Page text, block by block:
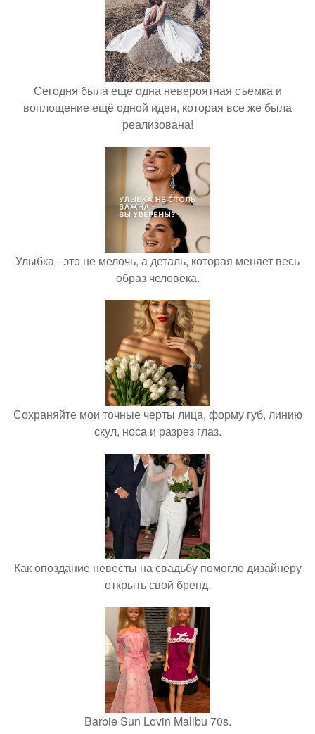
Сегодня была еще одна невероятная съемка и
воплощение ещё одной идеи, которая все же была
реализована!
Улыбка - это не мелочь, а деталь, которая меняет весь
образ человека.
Сохраняйте мои точные черты лица, форму губ, линию
скул, носа и разрез глаз.
Как опоздание невесты на свадьбу помогло дизайнеру
открыть свой бренд.
Barbie Sun Lovin Malibu 70s.